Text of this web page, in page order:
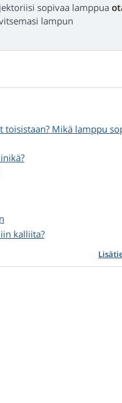
sopivaa lamppua
lampun
Mikä lamppu
kalliita?